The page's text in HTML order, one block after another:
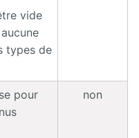
vide
types de
pour
non